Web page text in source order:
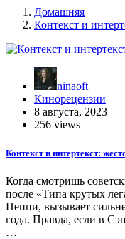
Домашняя
Контекст и
ninaoft
Кинорецензии
8 августа, 2023
256 views
Контекст и интертекст:
Когда смотришь
после «Типа крутых
Пеппи, вызывает
года. Правда, если в
…